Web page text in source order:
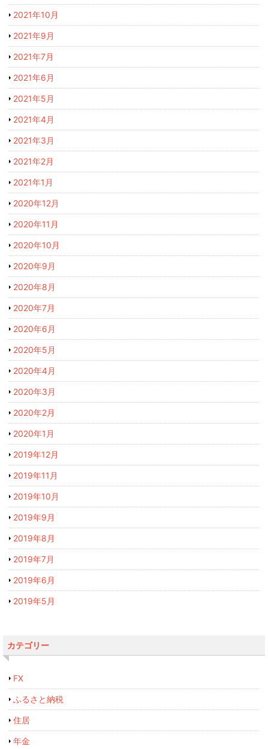
2021年10月
2021年9月
2021年7月
2021年6月
2021年5月
2021年4月
2021年3月
2021年2月
2021年1月
2020年12月
2020年11月
2020年10月
2020年9月
2020年8月
2020年7月
2020年6月
2020年5月
2020年4月
2020年3月
2020年2月
2020年1月
2019年12月
2019年11月
2019年10月
2019年9月
2019年8月
2019年7月
2019年6月
2019年5月
カテゴリー
FX
ふるさと納税
住居
年金